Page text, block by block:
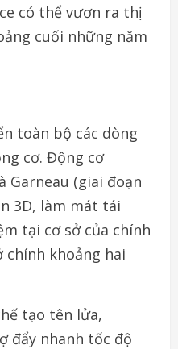
có thể vươn ra thị
cuối những năm
toàn bộ các dòng
cơ. Động cơ
Garneau (giai đoạn
3D, làm mát tái
tại cơ sở của chính
chính khoảng hai
tạo tên lửa,
đẩy nhanh tốc độ